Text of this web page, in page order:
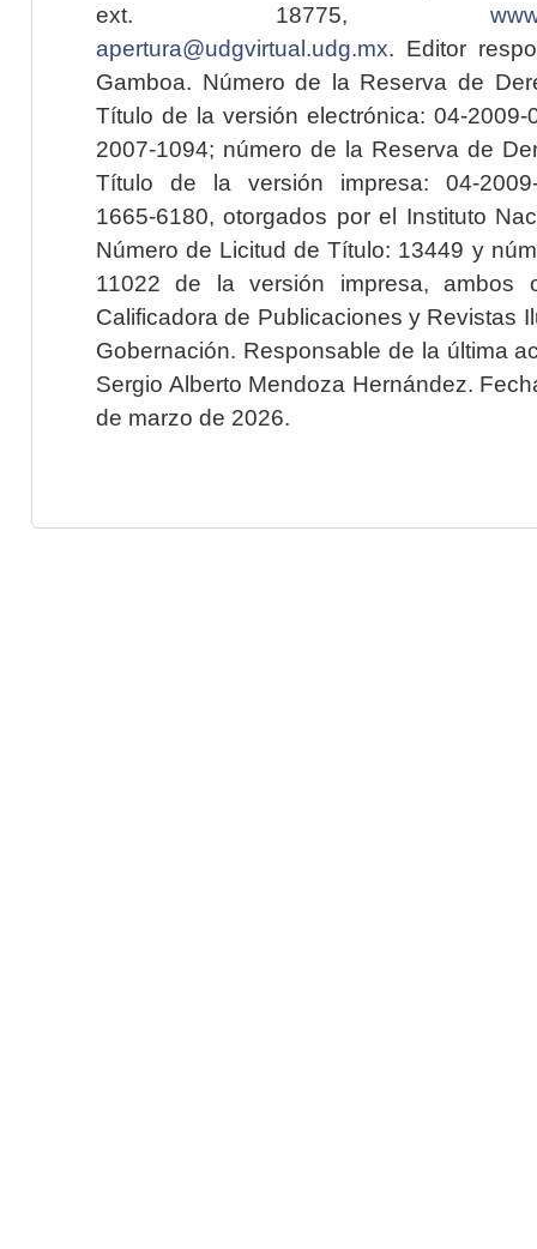
ext. 18775,
apertura@udgvirtual.udg.mx. Editor
Gamboa. Número de la Reserva de
Título de la versión electrónica: 04-2009-
2007-1094; número de la Reserva de
Título de la versión impresa: 04-2009-
1665-6180, otorgados por el Instituto
Número de Licitud de Título: 13449 y
11022 de la versión impresa, ambos
Calificadora de Publicaciones y Revistas
Gobernación. Responsable de la última
Sergio Alberto Mendoza Hernández.
de marzo de 2026.